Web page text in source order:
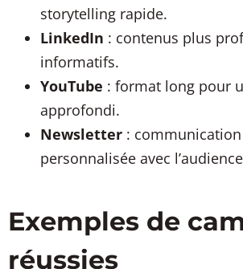
storytelling rapide.
LinkedIn : contenus plus
informatifs.
YouTube : format long pour
approfondi.
Newsletter :
personnalisée avec
Exemples de
réussies